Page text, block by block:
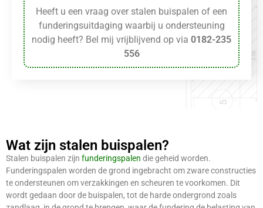
Heeft u een vraag over stalen buispalen of een
funderingsuitdaging waarbij u ondersteuning
nodig heeft? Bel mij vrijblijvend op via 0182-235
556
Wat zijn stalen buispalen?
Stalen buispalen zijn funderingspalen die geheid worden.
Funderingspalen worden de grond ingebracht om zware constructies
te ondersteunen om verzakkingen en scheuren te voorkomen. Dit
wordt gedaan door de buispalen, tot de harde ondergrond zoals